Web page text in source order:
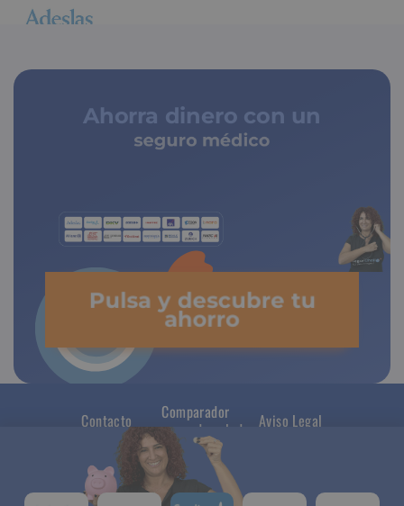
Ahorra dinero con un
seguro médico
Pulsa y descubre tu
ahorro
Contacto
Comparador
seguros de salud
Aviso Legal